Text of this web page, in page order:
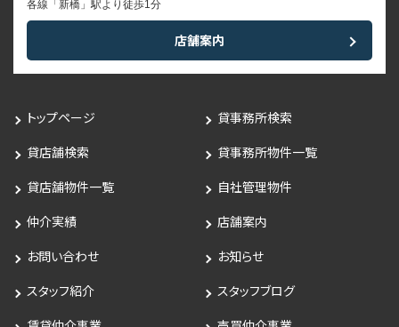
各線「新橋」駅より徒歩1分
店舗案内
トップページ
貸事務所検索
貸店舗検索
貸事務所物件一覧
貸店舗物件一覧
自社管理物件
仲介実績
店舗案内
お問い合わせ
お知らせ
スタッフ紹介
スタッフブログ